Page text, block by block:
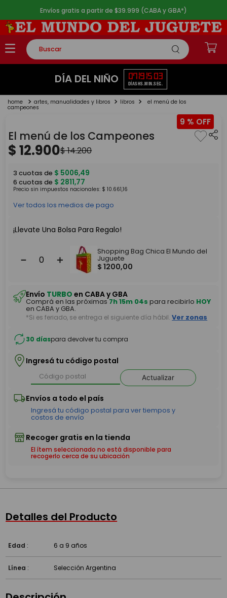
Envíos gratis a partir de $39.999 (CABA y GBA*)
Buscar
TÉRMINOS MÁS BUSCADOS
2.
lego
4.
monopatin
5. toy story
DÍA DEL NIÑO 07
DÍAS
19
HS.
15
MIN.
02
SEG.
artes, manualidades y libros libros el menú de los
campeones
9 %
El menú de los Campeones
$12.900$14.200
3 cuotas de $ 5006,49
6 cuotas de $ 2811,77
Precio sin impuestos nacionales: $ 10.661,16
Ver todos los medios de pago
¡Llevate Una Bolsa Para Regalo!
＋
－
Shopping Bag Chica El Mundo del
Juguete
$ 1200,00
Envío TURBO en CABA y GBA
Comprá en las próximas7h 15m 03s para recibirlo HOY
en CABA y GBA.
*Si es feriado, se entrega el siguiente día hábil. Ver zonas
30 díaspara devolver tu compra
Ingresá tu código postal
Actualizar
El ítem seleccionado no está disponible para
recogerlo cerca de su ubicación
Detalles del Producto
Edad : 6 a 9 años
Línea : Selección Argentina